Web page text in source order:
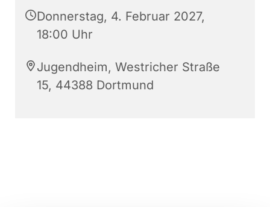
Donnerstag, 4. Februar 2027,
18:00 Uhr
Jugendheim, Westricher Straße
15, 44388 Dortmund